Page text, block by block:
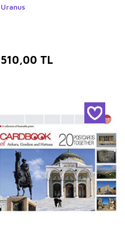
Uranus
510,00 TL